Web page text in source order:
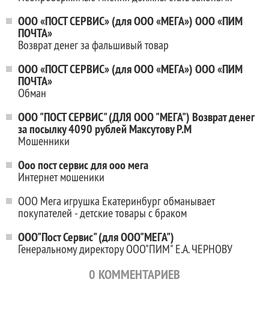
ООО «ПОСТ СЕРВИС» (для ООО «МЕГА») ООО «ПИМ
ПОЧТА»
Возврат денег за фальшивый товар
ООО «ПОСТ СЕРВИС» (для ООО «МЕГА») ООО «ПИМ
ПОЧТА»
Обман
ООО "ПОСТ СЕРВИС" (ДЛЯ ООО "МЕГА") Возврат денег
за посылку 4090 рублей Максутову Р.М
Мошенники
Ооо пост сервис для ооо мега
Интернет мошеники
ООО Мега игрушка Екатеринбург обманывает
покупателей - детские товары с браком
ООО"Пост Сервис" (для ООО"МЕГА")
Генеральному директору ООО"ПИМ" Е.А. ЧЕРНОВУ
0 КОММЕНТАРИЕВ